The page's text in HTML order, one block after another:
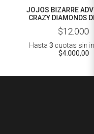
JOJOS BIZARRE
CRAZY DIAMONDS
HEARTBREAK 03 -
$12.000
Hasta 3 cuotas sin
$4.000,00